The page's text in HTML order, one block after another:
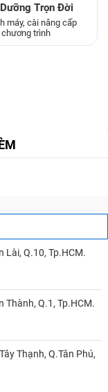
Trọn Đời
máy, cài nâng cấp
chương trình
Lài, Q.10, Tp.HCM.
Thành, Q.1, Tp.HCM.
Thạnh, Q.Tân Phú,